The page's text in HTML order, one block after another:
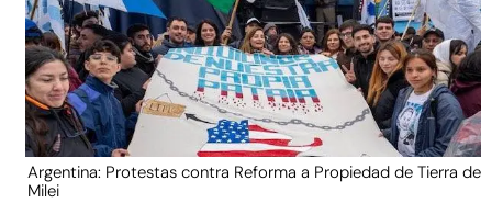
Argentina: Protestas contra Reforma a Propiedad de Tierra de
Milei